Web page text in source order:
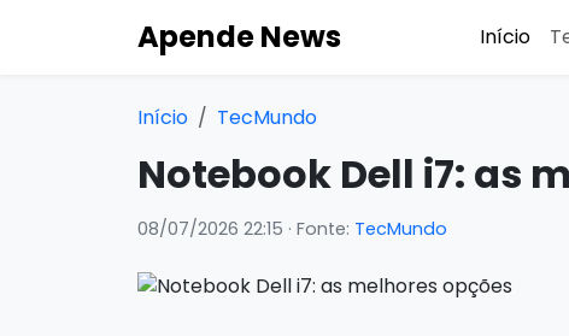
Apende News Início
Início TecMundo
Notebook Dell i7: as
08/07/2026 22:15 · Fonte: TecMundo